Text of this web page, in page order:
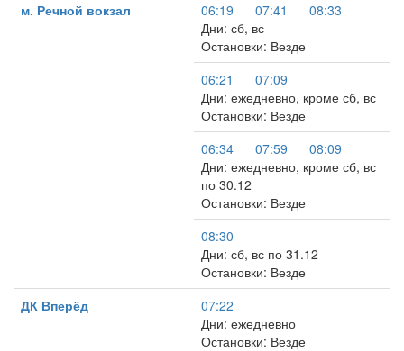
м. Речной вокзал
06:19 07:41
08:33
Дни: сб, вс
Остановки: Везде
06:21
07:09
Дни: ежедневно, кроме сб, вс
Остановки: Везде
06:34
07:59
08:09
Дни: ежедневно, кроме сб, вс
по 30.12
Остановки: Везде
08:30
Дни: сб, вс по 31.12
Остановки: Везде
ДК Вперёд
07:22
Дни: ежедневно
Остановки: Везде